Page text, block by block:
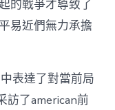
實
代
價〉
的戰爭才導致了
易近們無力承擔
表達了對當前局
訪了american前